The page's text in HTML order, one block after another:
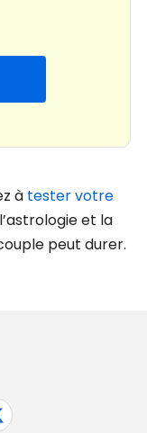
à tester votre
et la
peut durer.